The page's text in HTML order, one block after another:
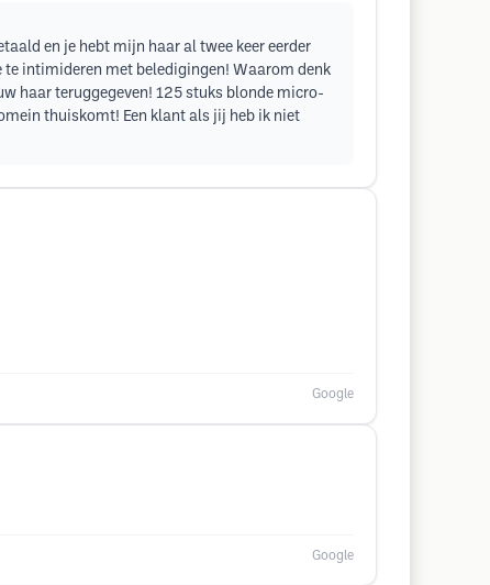
en je hebt mijn haar al twee keer eerder
te intimideren met beledigingen! Waarom denk
haar teruggegeven! 125 stuks blonde micro-
thuiskomt! Een klant als jij heb ik niet
Google
Google